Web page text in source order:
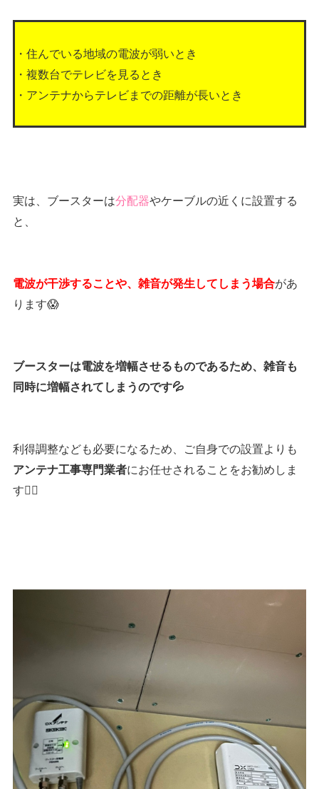
・住んでいる地域の電波が弱いとき
・複数台でテレビを見るとき
・アンテナからテレビまでの距離が長いとき
実は、ブースターは分配器やケーブルの近くに設置する
と、
電波が干渉することや、雑音が発生してしまう場合があ
ります😱
ブースターは電波を増幅させるものであるため、雑音も
同時に増幅されてしまうのです💦
利得調整なども必要になるため、ご自身での設置よりも
アンテナ工事専門業者にお任せされることをお勧めしま
す👷‍♂️